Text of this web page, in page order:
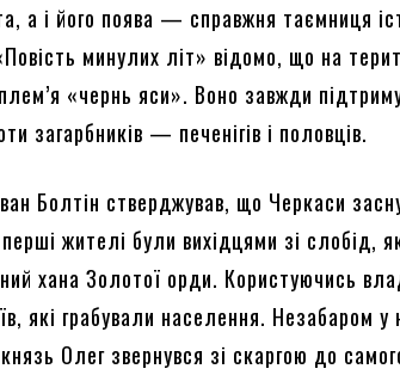
а і його поява — справжня таємниця
минулих літ» відомо, що на
«чернь яси». Воно завжди
загарбників — печенігів і половців.
Болтін стверджував, що Черкаси
жителі були вихідцями зі слобід,
хана Золотої орди. Користуючись
які грабували населення. Незабаром у
Олег звернувся зі скаргою до